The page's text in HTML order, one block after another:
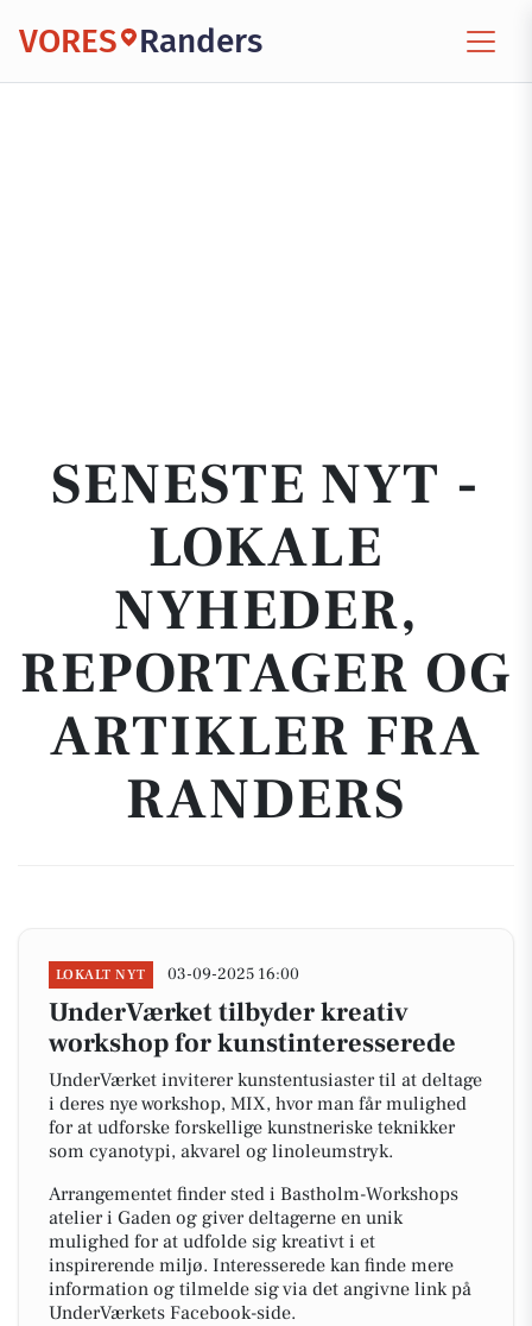
VORES Randers
SENESTE NYT -
LOKALE
NYHEDER,
REPORTAGER OG
ARTIKLER FRA
RANDERS
LOKALT NYT 03-09-2025 16:00
UnderVærket tilbyder kreativ
workshop for kunstinteresserede
UnderVærket inviterer kunstentusiaster til at deltage
i deres nye workshop, MIX, hvor man får mulighed
for at udforske forskellige kunstneriske teknikker
som cyanotypi, akvarel og linoleumstryk.
Arrangementet finder sted i Bastholm-Workshops
atelier i Gaden og giver deltagerne en unik
mulighed for at udfolde sig kreativt i et
inspirerende miljø. Interesserede kan finde mere
information og tilmelde sig via det angivne link på
UnderVærkets Facebook-side.